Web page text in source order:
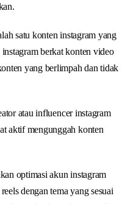
satu konten instagram yang
berkat konten video
yang berlimpah dan tidak
atau influencer instagram
aktif mengunggah konten
optimasi akun instagram
dengan tema yang sesuai